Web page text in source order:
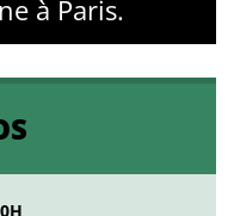
à Paris.